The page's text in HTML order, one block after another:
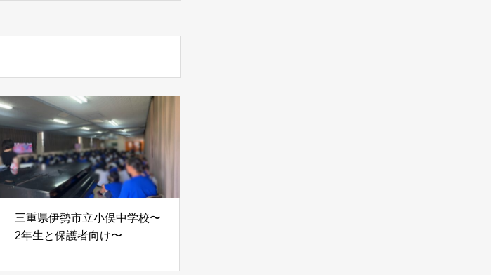
三重県伊勢市立小俣中学校〜
2年生と保護者向け〜